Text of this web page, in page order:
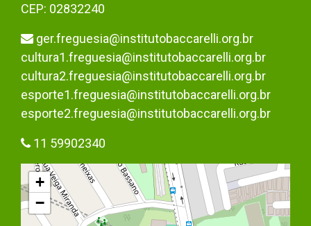
CEP: 02832240
ger.freguesia@institutobaccarelli.org.br
cultura1.freguesia@institutobaccarelli.org.br
cultura2.freguesia@institutobaccarelli.org.br
esporte1.freguesia@institutobaccarelli.org.br
esporte2.freguesia@institutobaccarelli.org.br
11 59902340
+
−